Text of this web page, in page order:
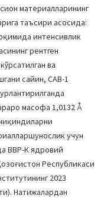
материалларининг
таъсири асосида:
интенсивлик
рентген
ва
сайин, САВ-1
масофа 1,0132 Å
учун
ВВР-К ядровий
Республикаси
2023
Натижалардан